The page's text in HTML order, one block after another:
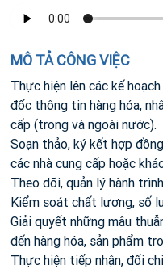
MÔ TẢ CÔNG VIỆC
Thực hiện lên các kế
đốc thông tin hàng hóa,
cấp (trong và ngoài nước).
Soạn thảo, ký kết hợp
các nhà cung cấp hoặc
Theo dõi, quản lý hành
Kiểm soát chất lượng, số
Giải quyết những mâu
đến hàng hóa, sản phẩm
Thực hiện tiếp nhận, đối